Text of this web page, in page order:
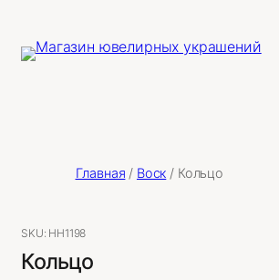
Главная / Воск / Кольцо
SKU: НН1198
Кольцо